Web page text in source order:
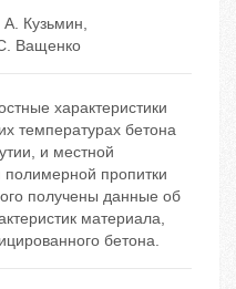
Кузьмин,
Ващенко
характеристики
температурах бетона
и местной
пропитки
получены данные об
материала,
бетона.